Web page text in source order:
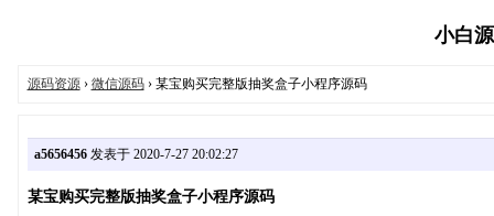
小白
源码资源› 微信源码› 某宝购买完整版抽奖盒子小程序源码
a5656456发表于 2020-7-27 20:02:27
某宝购买完整版抽奖盒子小程序源码